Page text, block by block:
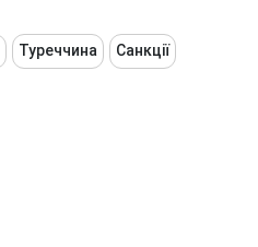
Туреччина Санкції